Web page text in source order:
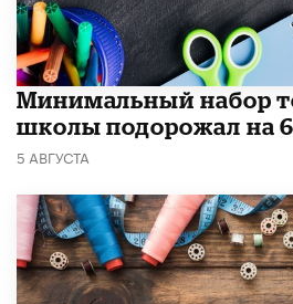
Минимальный набор
школы подорожал на
5 АВГУСТА